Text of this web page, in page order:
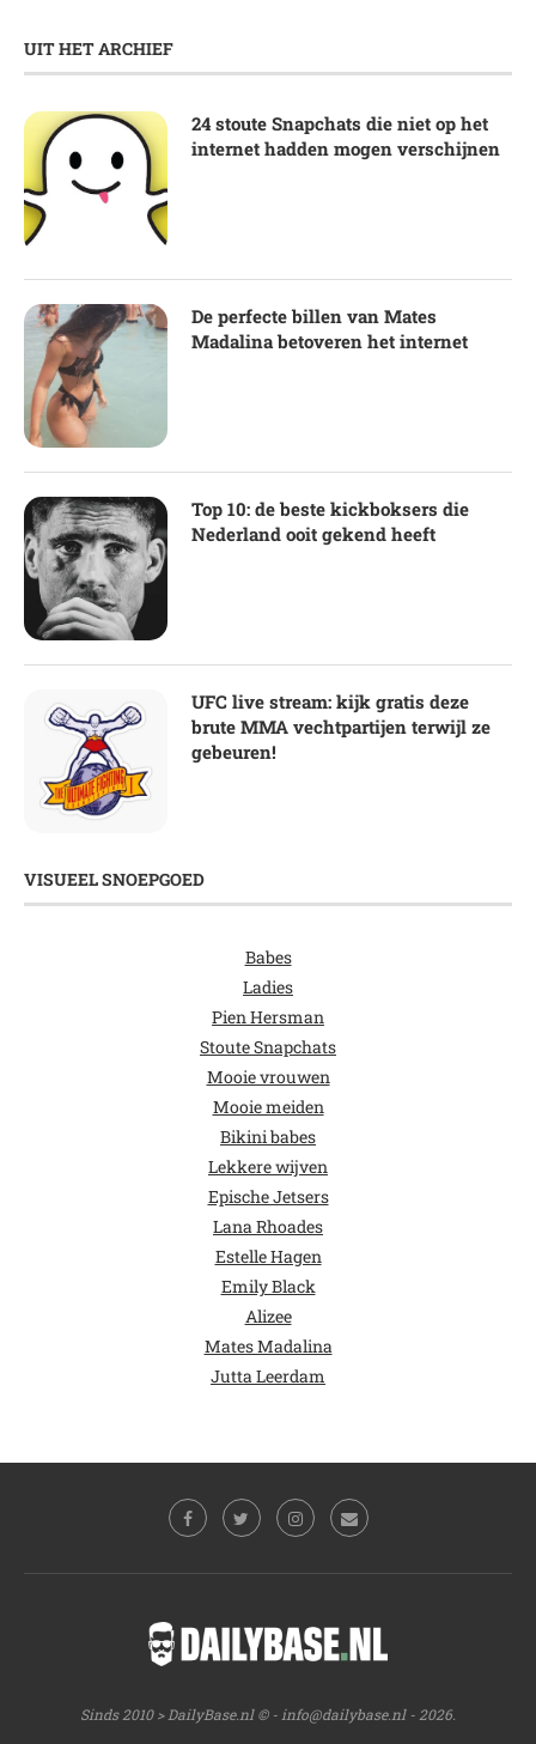
UIT HET ARCHIEF
24 stoute Snapchats die niet op het
internet hadden mogen verschijnen
De perfecte billen van Mates
Madalina betoveren het internet
Top 10: de beste kickboksers die
Nederland ooit gekend heeft
UFC live stream: kijk gratis deze
brute MMA vechtpartijen terwijl ze
gebeuren!
VISUEEL SNOEPGOED
Babes
Ladies
Pien Hersman
Stoute Snapchats
Mooie vrouwen
Mooie meiden
Bikini babes
Lekkere wijven
Epische Jetsers
Lana Rhoades
Estelle Hagen
Emily Black
Alizee
Mates Madalina
Jutta Leerdam
Sinds 2010 > DailyBase.nl © - info@dailybase.nl- 2026.